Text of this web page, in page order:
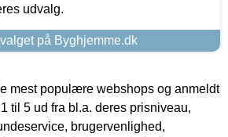
udvalg.
på Byghjemme.dk
mest populære webshops og anmeldt
til 5 ud fra bl.a. deres prisniveau,
brugervenlighed,